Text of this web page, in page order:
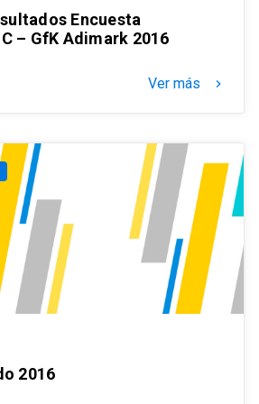
Encuesta
– GfK Adimark 2016
Ver más keyboard_arrow_right
2016